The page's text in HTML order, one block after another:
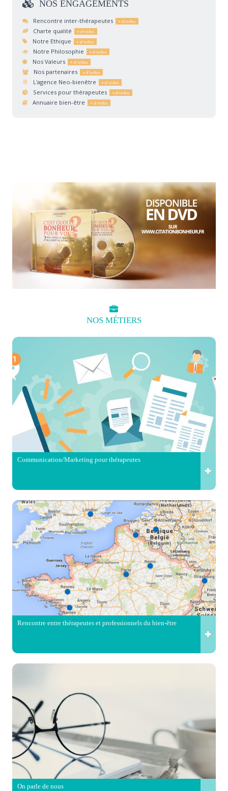
NOS ENGAGEMENTS
Rencontre inter-thérapeutes
Charte qualité
Notre Ethique
Notre Philosophie
Nos Valeurs
Nos partenaires
L'agence Neo-bienêtre
Services pour thérapeutes
Annuaire bien-être
NOS MÉTIERS
Communication/Marketing pour thérapeutes
Rencontre entre thérapeutes et professionnels du bien-être
On parle de nous